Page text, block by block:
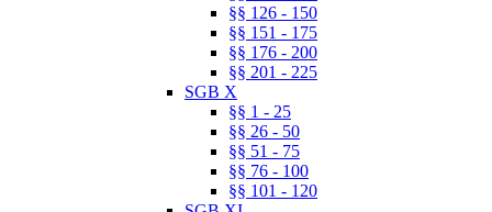
§§ 126 - 150
§§ 151 - 175
§§ 176 - 200
§§ 201 - 225
SGB X
§§ 1 - 25
§§ 26 - 50
§§ 51 - 75
§§ 76 - 100
§§ 101 - 120